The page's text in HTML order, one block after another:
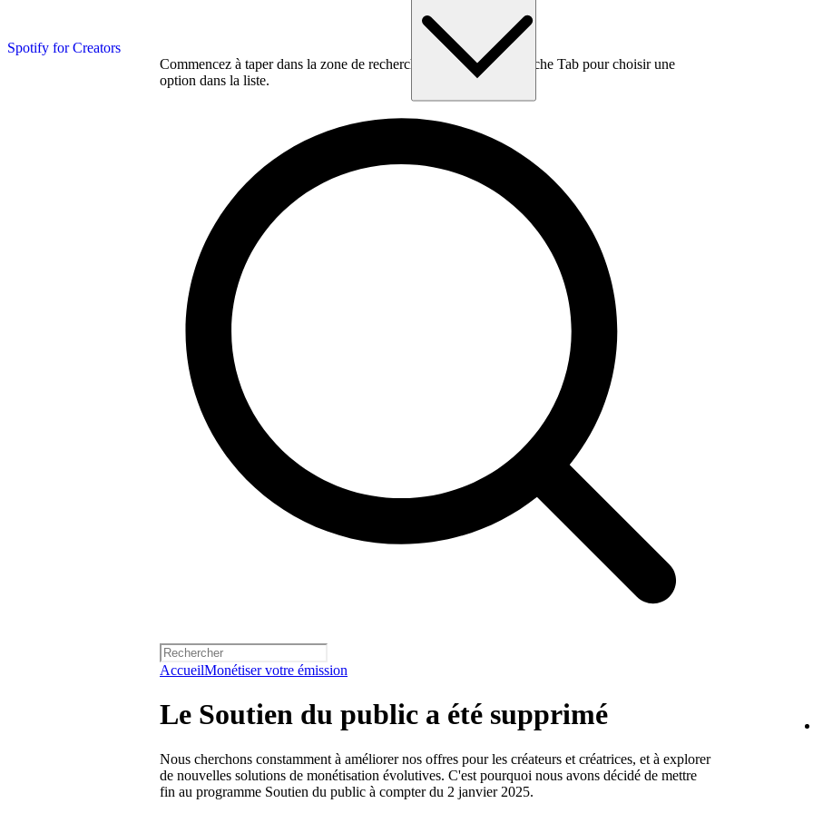
Spotify for Creators
Commencez à taper dans la zone de recherche, puis utilisez la touche Tab pour choisir une
option dans la liste.
AccueilMonétiser votre émission
Le Soutien du public a été supprimé
Nous cherchons constamment à améliorer nos offres pour les créateurs et créatrices, et à explorer
de nouvelles solutions de monétisation évolutives. C'est pourquoi nous avons décidé de mettre
fin au programme Soutien du public à compter du 2 janvier 2025.